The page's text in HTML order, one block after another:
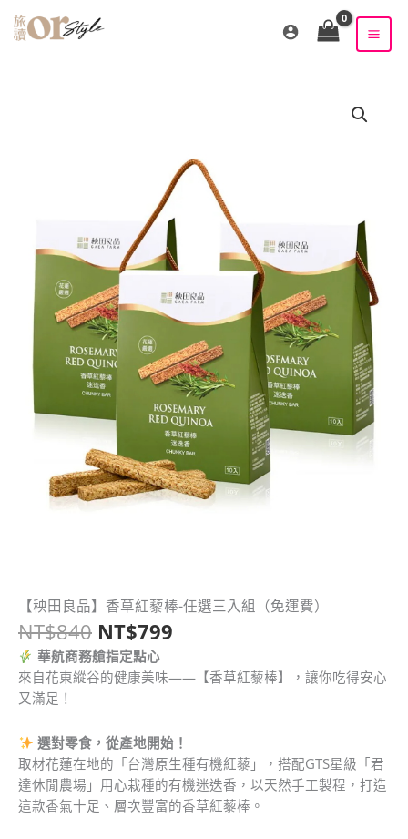
【秧田良品】香草紅藜棒-任選三入組（免運費）
NT$840
原
始
價
格：
NT$840。
NT$799
目
格：
NT$799。
華航商務艙指定點心
來自花東縱谷的健康美味——【香草紅藜棒】，讓你吃得安心
又滿足！
選對零食，從產地開始！
取材花蓮在地的「台灣原生種有機紅藜」，搭配GTS星級「君
達休閒農場」用心栽種的有機迷迭香，以天然手工製程，打造
這款香氣十足、層次豐富的香草紅藜棒。
【秧
田
良
品】
香
紅
藜
棒-
任
選